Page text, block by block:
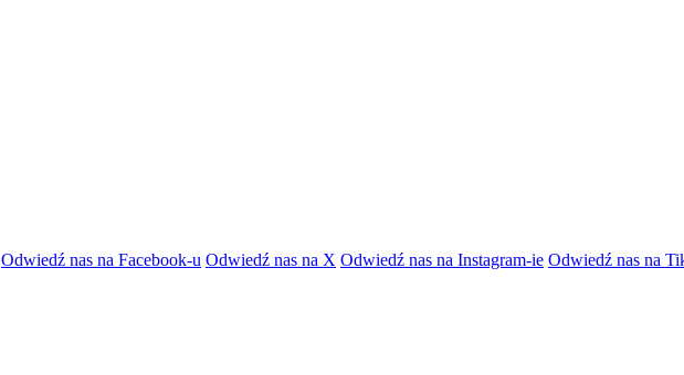
Odwiedź nas na Facebook-u Odwiedź nas na X Odwiedź nas na Instagram-ie Odwiedź nas na